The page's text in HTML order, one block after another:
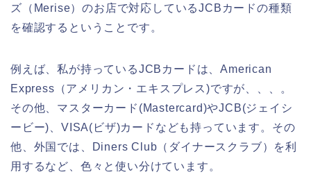
ズ（Merise）のお店で対応しているJCBカードの種類
を確認するということです。
例えば、私が持っているJCBカードは、American
Express（アメリカン・エキスプレス)ですが、、、。
その他、マスターカード(Mastercard)やJCB(ジェイシ
ービー)、VISA(ビザ)カードなども持っています。その
他、外国では、Diners Club（ダイナースクラブ）を利
用するなど、色々と使い分けています。